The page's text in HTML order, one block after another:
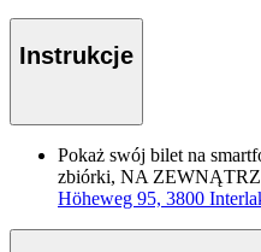
Instrukcje
Pokaż swój bilet na
zbiórki, NA ZEWNĄTRZ
Höheweg 95, 3800